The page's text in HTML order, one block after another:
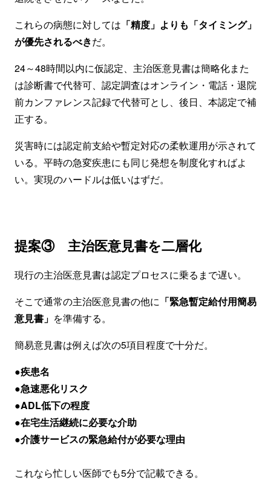
これらの病態に対しては 「精度」よりも「タイミング」
が優先されるべきだ。
24～48時間以内に仮認定、主治医意見書は簡略化また
は診断書で代替可、認定調査はオンライン・電話・退院
前カンファレンス記録で代替可とし、後日、本認定で補
正する。
災害時には認定前支給や暫定対応の柔軟運用が示されて
いる。平時の急変疾患にも同じ発想を制度化すればよ
い。実現のハードルは低いはずだ。
提案③ 主治医意見書を二層化
現行の主治医意見書は認定プロセスに乗るまで遅い。
そこで通常の主治医意見書の他に 「緊急暫定給付用簡易
意見書」 を準備する。
簡易意見書は例えば次の5項目程度で十分だ。
●疾患名
●急速悪化リスク
●ADL低下の程度
●在宅生活継続に必要な介助
●介護サービスの緊急給付が必要な理由
これなら忙しい医師でも5分で記載できる。